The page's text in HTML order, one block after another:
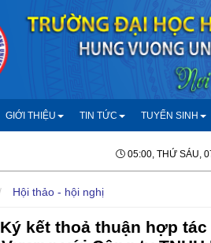
GIỚI THIỆU TIN TỨC TUYỂN SINH
05:00, THỨ SÁU,
Hội thảo - hội nghị
kết thoả thuận hợp